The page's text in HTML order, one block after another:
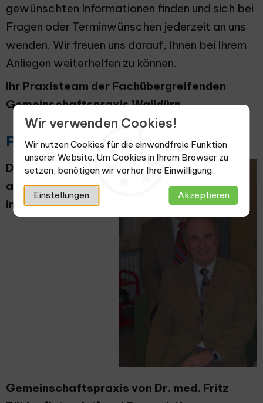
Wir verwenden Cookies!
Wir nutzen Cookies für die einwandfreie Funktion
unserer Website. Um Cookies in Ihrem Browser zu
setzen, benötigen wir vorher Ihre Einwilligung.
Einstellungen Akzeptieren
gewünschten Informationen finden und sich bei
Fragen oder Terminwünschen jederzeit an uns
wenden. Wir freuen uns darauf, Ihnen bei Ihrem
Anliegen weiterhelfen zu können.
Ihr Praxisteam der Fachübergreifenden
Gemeinschaftspraxis Walldürn
Praxisgründer
Die Praxis wurde
am 05.12.1977 als
internistische
Gemeinschaftspraxis von Dr. med. Fritz